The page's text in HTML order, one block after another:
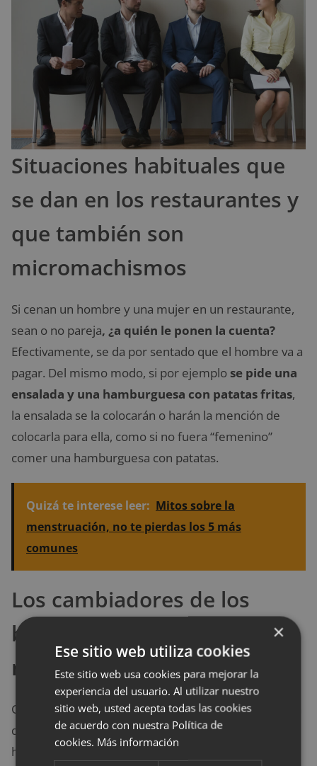
Situaciones habituales que
se dan en los restaurantes y
que también son
micromachismos
Si cenan un hombre y una mujer en un restaurante,
sean o no pareja, ¿a quién le ponen la cuenta?
Efectivamente, se da por sentado que el hombre va a
pagar. Del mismo modo, si por ejemplo se pide una
ensalada y una hamburguesa con patatas fritas,
la ensalada se la colocarán o harán la mención de
colocarla para ella, como si no fuera “femenino”
comer una hamburguesa con patatas.
Quizá te interese leer: Mitos sobre la
menstruación, no te pierdas los 5 más
comunes
Los cambiadores de los
bebés… en el baño de las
mujeres
Cuando acudes a un centro comercial, a una estación
de tren o aeropuerto o cualquier espacio público,
habrás notado que loscambiadores de bebés
×
Ese sitio web utiliza cookies
Este sitio web usa cookies para mejorar la
experiencia del usuario. Al utilizar nuestro
sitio web, usted acepta todas las cookies
de acuerdo con nuestra Política de
cookies. Más información